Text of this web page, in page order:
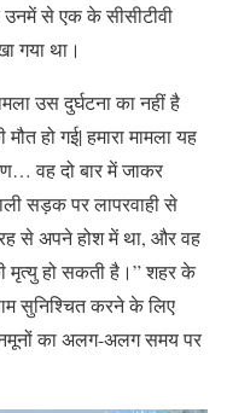
उनमें से एक के सीसीटीवी
गया था।
उस दुर्घटना का नहीं है
हो गई| हमारा मामला यह
वह दो बार में जाकर
सड़क पर लापरवाही से
से अपने होश में था, और वह
मृत्यु हो सकती है।” शहर के
सुनिश्चित करने के लिए
नमूनों का अलग-अलग समय पर